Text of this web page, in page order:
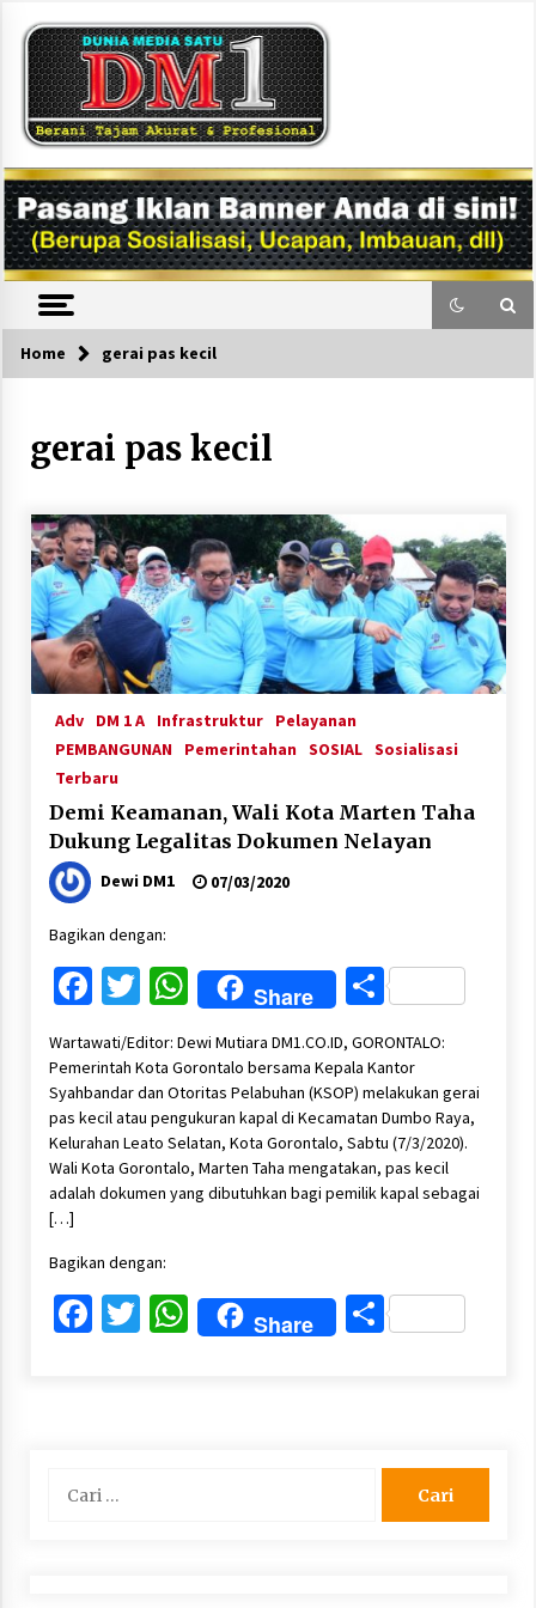
content
DM1
Home gerai pas kecil
gerai pas kecil
Adv DM 1 A Infrastruktur
Pelayanan
PEMBANGUNAN
Pemerintahan SOSIAL Sosialisasi
Terbaru
Demi Keamanan, Wali Kota Marten Taha
Dukung Legalitas Dokumen Nelayan
Dewi DM1 07/03/2020
Bagikan dengan:
Facebook
Twitter
WhatsApp
Share Share
Wartawati/Editor: Dewi Mutiara DM1.CO.ID, GORONTALO:
Pemerintah Kota Gorontalo bersama Kepala Kantor
Syahbandar dan Otoritas Pelabuhan (KSOP) melakukan gerai
pas kecil atau pengukuran kapal di Kecamatan Dumbo Raya,
Kelurahan Leato Selatan, Kota Gorontalo, Sabtu (7/3/2020).
Wali Kota Gorontalo, Marten Taha mengatakan, pas kecil
adalah dokumen yang dibutuhkan bagi pemilik kapal sebagai
[…]
Bagikan dengan:
Facebook
Twitter
WhatsApp
Share Share
untuk: